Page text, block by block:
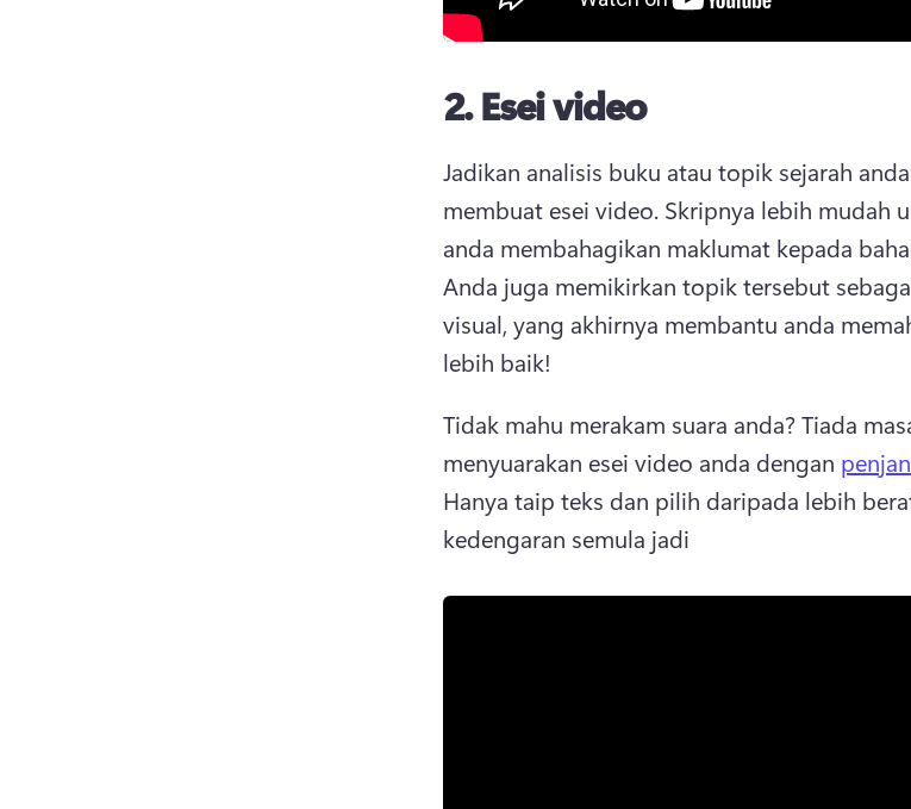
2.Esei video
Jadikan analisis buku atau topik sejarah
membuat esei video. Skripnya lebih mudah
Anda juga memikirkan topik tersebut
visual, yang akhirnya membantu anda
lebih baik!
Tidak mahu merakam suara anda? Tiada
menyuarakan esei video anda dengan
Hanya taip teks dan pilih daripada lebih
kedengaran semula jadi